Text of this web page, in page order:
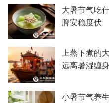
大暑节气吃
脾安稳度伏
上蒸下煮的
远离暑湿缠身
小暑节气养